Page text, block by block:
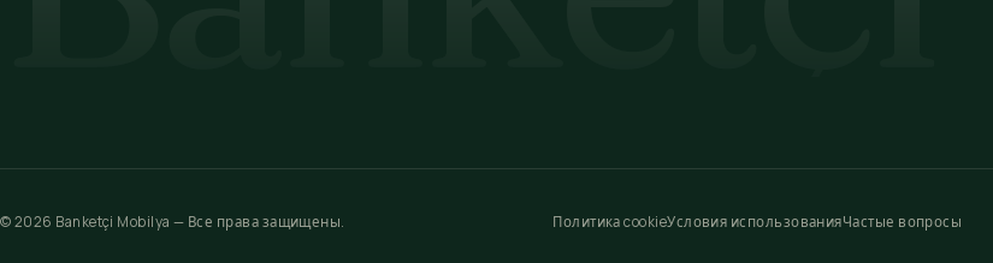
© 2026 Banketçi Mobilya — Все права защищены. Политика cookieУсловия использованияЧастые вопросы